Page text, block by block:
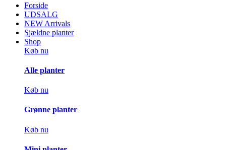
Forside
UDSALG
NEW Arrivals
Sjældne planter
Shop
Køb nu
Alle planter
Køb nu
Grønne planter
Køb nu